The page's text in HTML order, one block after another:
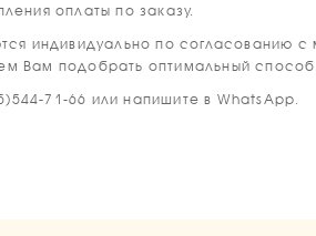
оплаты по заказу.
индивидуально по согласованию
Вам подобрать оптимальный способ
71-66 или напишите в WhatsApp.